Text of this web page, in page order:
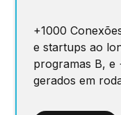
+1000
e startups ao
programas B, e
gerados em